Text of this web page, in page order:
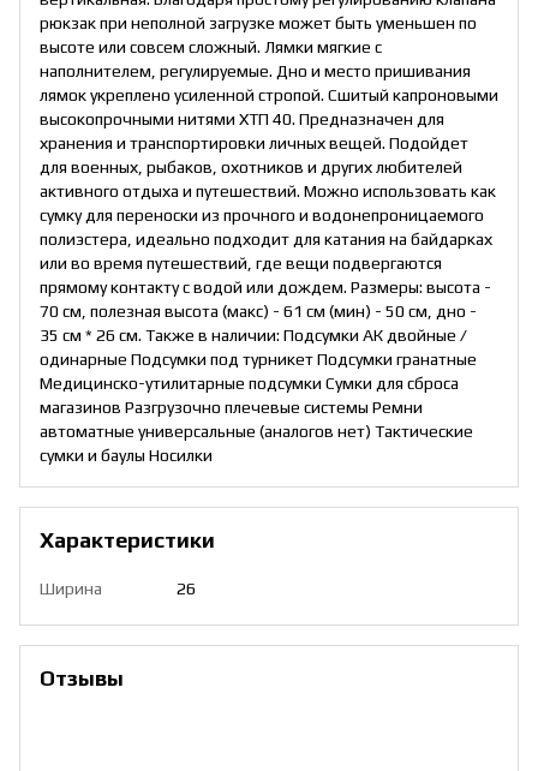
рюкзак при неполной загрузке может быть уменьшен по
высоте или совсем сложный. Лямки мягкие с
наполнителем, регулируемые. Дно и место пришивания
лямок укреплено усиленной стропой. Сшитый капроновыми
высокопрочными нитями ХТП 40. Предназначен для
хранения и транспортировки личных вещей. Подойдет
для военных, рыбаков, охотников и других любителей
активного отдыха и путешествий. Можно использовать как
сумку для переноски из прочного и водонепроницаемого
полиэстера, идеально подходит для катания на байдарках
или во время путешествий, где вещи подвергаются
прямому контакту с водой или дождем. Размеры: высота -
70 см, полезная высота (макс) - 61 см (мин) - 50 см, дно -
35 см * 26 см. Также в наличии: Подсумки АК двойные /
одинарные Подсумки под турникет Подсумки гранатные
Медицинско-утилитарные подсумки Сумки для сброса
магазинов Разгрузочно плечевые системы Ремни
автоматные универсальные (аналогов нет) Тактические
сумки и баулы Носилки
Характеристики
Ширина 26
Отзывы